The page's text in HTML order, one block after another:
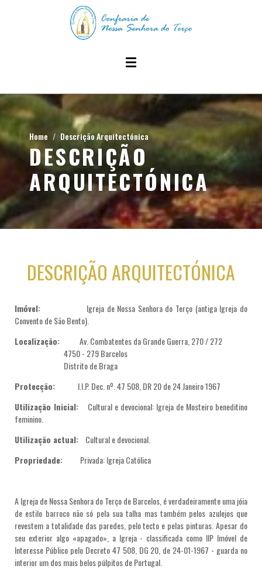
Home Descrição Arquitectónica
DESCRIÇÃO
ARQUITECTÓNICA
DESCRIÇÃO ARQUITECTÓNICA
Imóvel: Igreja de Nossa Senhora do Terço (antiga Igreja do
Convento de São Bento).
Localização:
Av. Combatentes da Grande Guerra, 270 / 272
4750 - 279 Barcelos
Distrito de Braga
Protecção: I.I.P. Dec. nº. 47 508, DR 20 de 24 Janeiro 1967
Utilização Inicial: Cultural e devocional: Igreja de Mosteiro beneditino
feminino.
Utilização actual: Cultural e devocional.
Propriedade: Privada: Igreja Católica
A Igreja de Nossa Senhora do Terço de Barcelos, é verdadeiramente uma jóia
de estilo barroco não só pela sua talha mas também pelos azulejos que
revestem a totalidade das paredes, pelo tecto e pelas pinturas. Apesar do
seu exterior algo «apagado», a Igreja - classificada como IIP Imóvel de
Interesse Público pelo Decreto 47 508, DG 20, de 24-01-1967 - guarda no
interior um dos mais belos púlpitos de Portugal.